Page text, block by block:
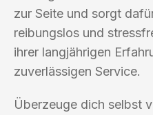
zur Seite und sorgt
reibungslos und
ihrer langjährigen
zuverlässigen Service.
Überzeuge dich selbst